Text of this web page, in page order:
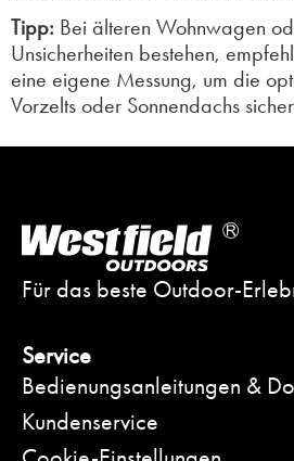
Tipp: Bei älteren Wohnwagen
Unsicherheiten bestehen,
eine eigene Messung, um die
Vorzelts oder Sonnendachs
Für das beste Outdoor-
Service
Bedienungsanleitungen &
Kundenservice